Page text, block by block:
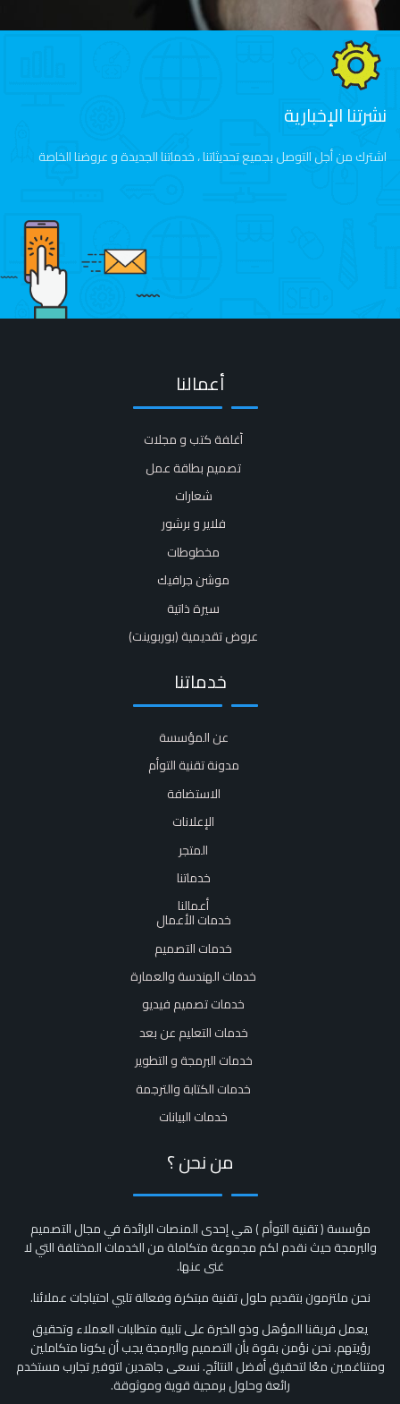
نشرتنا الإخبارية
اشترك من أجل التوصل بجميع تحديثاتنا ، خدماتنا الجديدة و عروضنا الخاصة
من نحن ؟
مؤسسة ( تقنية التوأم ) هي إحدى المنصات الرائدة في مجال التصميم
والبرمجة حيث نقدم لكم مجموعة متكاملة من الخدمات المختلفة التي لا
غنى عنها.
نحن ملتزمون بتقديم حلول تقنية مبتكرة وفعالة تلبي احتياجات عملائنا.
يعمل فريقنا المؤهل وذو الخبرة على تلبية متطلبات العملاء وتحقيق
رؤيتهم. نحن نؤمن بقوة بأن التصميم والبرمجة يجب أن يكونا متكاملين
ومتناغمين معًا لتحقيق أفضل النتائج. نسعى جاهدين لتوفير تجارب مستخدم
رائعة وحلول برمجية قوية وموثوقة.
أعمالنا
أغلفة كتب و مجلات​
تصميم بطاقة عمل
شعارات
فلاير و برشور​
مخطوطات
موشن جرافيك​
سيرة ذاتية​
عروض تقديمية (بوربوينت)​
خدماتنا
عن المؤسسة
مدونة تقنية التوأم
الاستضافة
الإعلانات
المتجر
خدماتنا
أعمالنا
خدمات الأعمال
خدمات التصميم
خدمات الهندسة والعمارة
خدمات تصميم فيديو
خدمات التعليم عن بعد
خدمات البرمجة و التطوير
خدمات الكتابة والترجمة
خدمات البيانات